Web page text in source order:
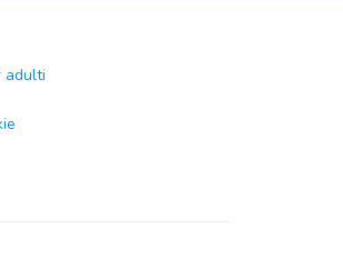
adulti